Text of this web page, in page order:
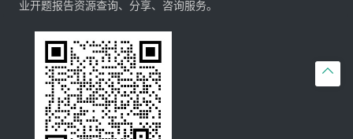

业开题报告资源查询、分享、咨询服务。